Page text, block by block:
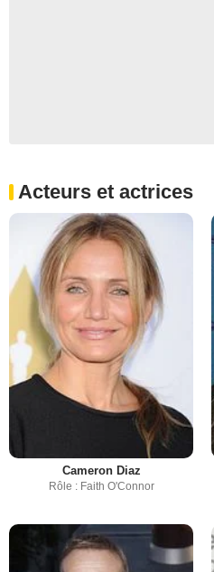
Acteurs et actrices
Cameron Diaz
Rôle : Faith O'Connor